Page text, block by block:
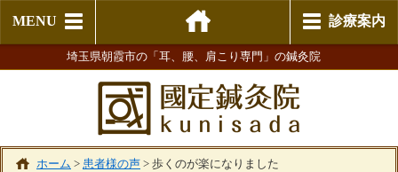
MENU 診療案内
埼玉県朝霞市の「耳、腰、肩こり専門」の鍼灸院
ホーム > 患者様の声 > 歩くのが楽になりました